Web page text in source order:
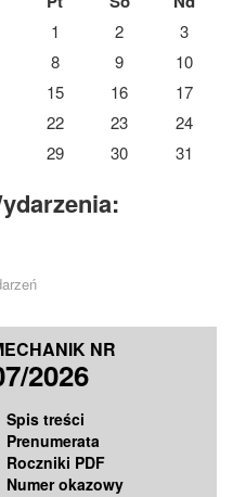
1 2
3
8 9
10
15 16
17
22 23
24
29 30 31
NR
2026
Spis treści
Prenumerata
Roczniki PDF
Numer okazowy